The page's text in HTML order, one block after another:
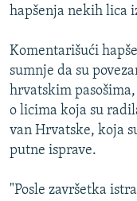
RSE PRIČE IZ
ISPRIČAJ MI
DNEVNO@RSE
SPECIJALI RSE
VIŠE OD NASLOVA
GENOCID U SREBRENICI
POPLAVE I KLIZIŠTA U
hapšenja nekih lica
Komentarišući
sumnje da su
hrvatskim
o licima koja su
van Hrvatske, koja
putne isprave.
"Posle završetka